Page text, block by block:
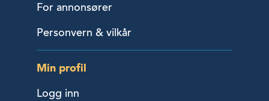
For annonsører
Personvern & vilkår
Min profil
Logg inn